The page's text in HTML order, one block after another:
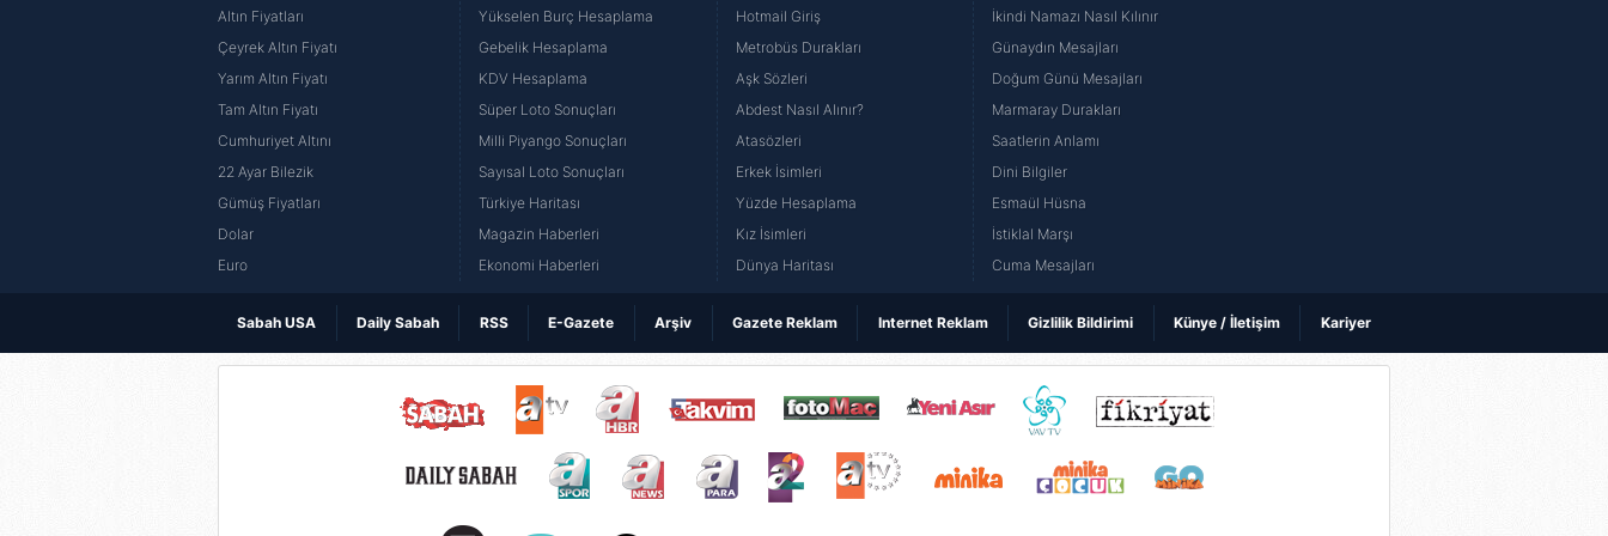
Altın Fiyatları
Çeyrek Altın Fiyatı
Yarım Altın Fiyatı
Tam Altın Fiyatı
Cumhuriyet Altını
22 Ayar Bilezik
Gümüş Fiyatları
Dolar
Euro
Yükselen Burç Hesaplama
Gebelik Hesaplama
KDV Hesaplama
Süper Loto Sonuçları
Milli Piyango Sonuçları
Sayısal Loto Sonuçları
Türkiye Haritası
Magazin Haberleri
Ekonomi Haberleri
Hotmail Giriş
Metrobüs Durakları
Aşk Sözleri
Abdest Nasıl Alınır?
Atasözleri
Erkek İsimleri
Yüzde Hesaplama
Kız İsimleri
Dünya Haritası
İkindi Namazı Nasıl Kılınır
Günaydın Mesajları
Doğum Günü Mesajları
Marmaray Durakları
Saatlerin Anlamı
Dini Bilgiler
Esmaül Hüsna
İstiklal Marşı
Cuma Mesajları
Sabah USA Daily Sabah RSS E-Gazete Arşiv Gazete Reklam Internet Reklam Gizlilik Bildirimi Künye / İletişim Kariyer